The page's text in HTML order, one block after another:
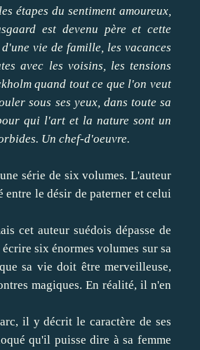
étapes du sentiment amoureux,
est devenu père et cette
vie de famille, les vacances
avec les voisins, les tensions
quand tout ce que l'on veut
sous ses yeux, dans toute sa
qui l'art et la nature sont un
Un chef-d'oeuvre.
série de six volumes. L'auteur
le désir de paterner et celui
cet auteur suédois dépasse de
six énormes volumes sur sa
sa vie doit être merveilleuse,
magiques. En réalité, il n'en
il y décrit le caractère de ses
qu'il puisse dire à sa femme